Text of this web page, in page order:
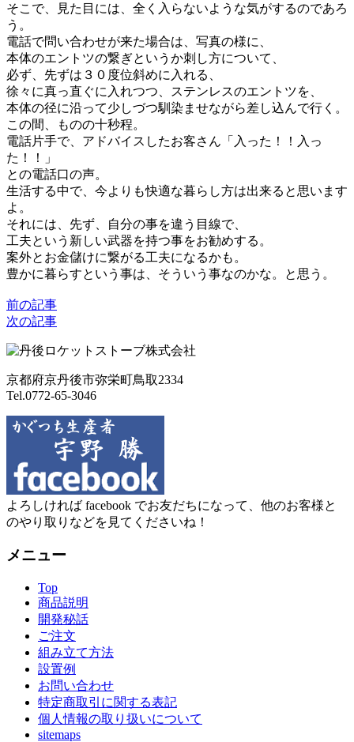
そこで、見た目には、全く入らないような気がするのであろ
う。
電話で問い合わせが来た場合は、写真の様に、
本体のエントツの繋ぎというか刺し方について、
必ず、先ずは３０度位斜めに入れる、
徐々に真っ直ぐに入れつつ、ステンレスのエントツを、
本体の径に沿って少しづつ馴染ませながら差し込んで行く。
この間、ものの十秒程。
電話片手で、アドバイスしたお客さん「入った！！入っ
た！！」
との電話口の声。
生活する中で、今よりも快適な暮らし方は出来ると思います
よ。
それには、先ず、自分の事を違う目線で、
工夫という新しい武器を持つ事をお勧めする。
案外とお金儲けに繋がる工夫になるかも。
豊かに暮らすという事は、そういう事なのかな。と思う。
前の記事
次の記事
京都府京丹後市弥栄町鳥取2334
Tel.0772-65-3046
よろしければ facebook でお友だちになって、他のお客様と
のやり取りなどを見てくださいね！
メニュー
Top
商品説明
開発秘話
ご注文
組み立て方法
設置例
お問い合わせ
特定商取引に関する表記
個人情報の取り扱いについて
sitemaps